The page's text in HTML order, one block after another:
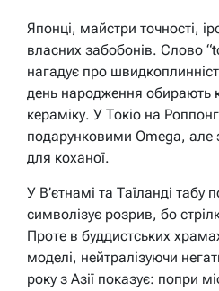
Японці, майстри точності,
власних забобонів. Слово
нагадує про
день народження обирають
кераміку. У Токіо на
подарунковими Omega, але
для коханої.
У В’єтнамі та Таїланді табу
символізує розрив, бо
Проте в буддистських
моделі, нейтралізуючи
року з Азії показує: попри